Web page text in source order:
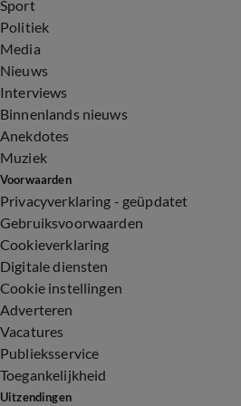
Sport
Politiek
Media
Nieuws
Interviews
Binnenlands nieuws
Anekdotes
Muziek
Voorwaarden
Privacyverklaring - geüpdatet
Gebruiksvoorwaarden
Cookieverklaring
Digitale diensten
Cookie instellingen
Adverteren
Vacatures
Publieksservice
Toegankelijkheid
Uitzendingen